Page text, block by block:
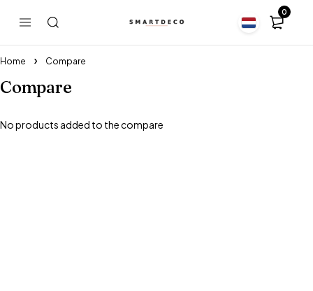
0
Home Compare
Compare
No products added to the compare